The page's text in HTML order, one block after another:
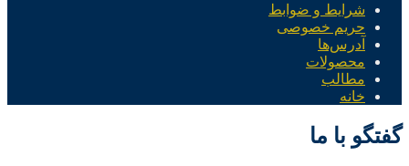
شرایط و ضوابط
حریم خصوصی
آدرس‌ها
محصولات
مطالب
خانه
گفتگو با ما